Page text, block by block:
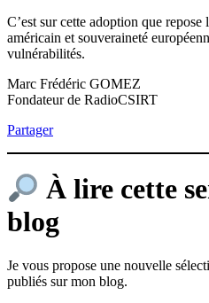
C’est sur cette adoption que
américain et souveraineté
vulnérabilités.
Marc Frédéric GOMEZ
Fondateur de RadioCSIRT
Partager
À lire cette
blog
Je vous propose une nouvelle
publiés sur mon blog.